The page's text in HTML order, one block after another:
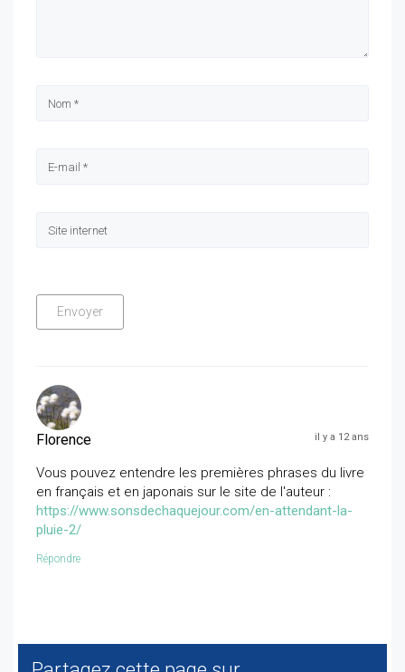
Florence il y a 12 ans
Vous pouvez entendre les premières phrases du livre
en français et en japonais sur le site de l'auteur :
https://www.sonsdechaquejour.com/en-attendant-la-
pluie-2/
Répondre